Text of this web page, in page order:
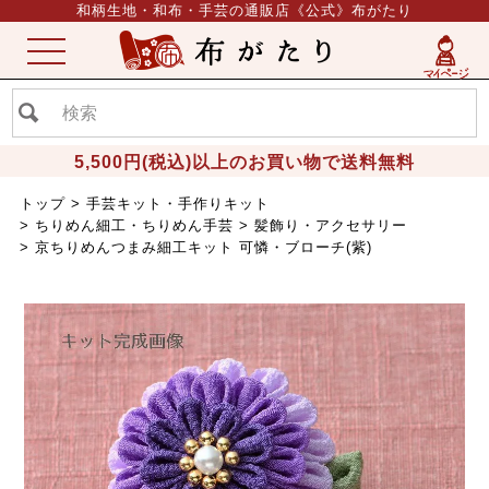
和柄生地・和布・手芸の通販店《公式》布がたり
5,500円(税込)以上のお買い物で送料無料
ME
NU
トップ
手芸キット・手作りキット
ちりめん細工・ちりめん手芸
髪飾り・アクセサリー
京ちりめんつまみ細工キット 可憐・ブローチ(紫)